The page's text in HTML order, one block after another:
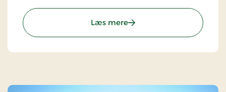
Læs mere: Munkebo Miniby